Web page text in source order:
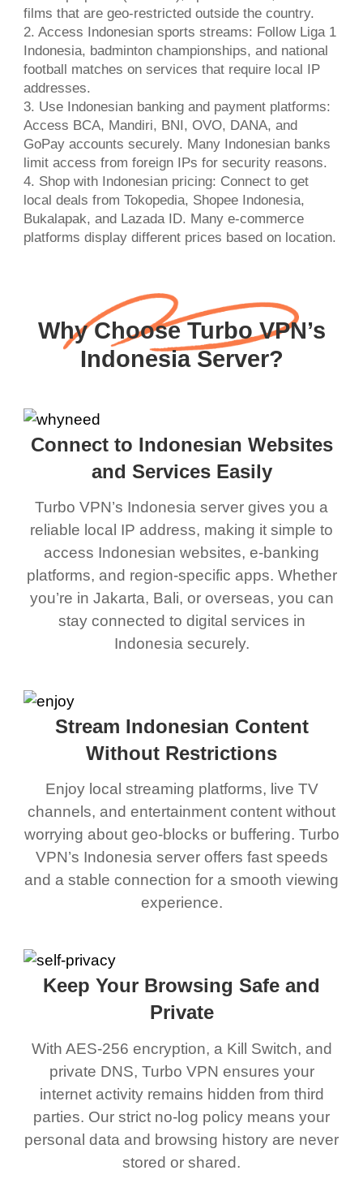
films that are geo-restricted outside the country.
2. Access Indonesian sports streams: Follow Liga 1
Indonesia, badminton championships, and national
football matches on services that require local IP
addresses.
3. Use Indonesian banking and payment platforms:
Access BCA, Mandiri, BNI, OVO, DANA, and
GoPay accounts securely. Many Indonesian banks
limit access from foreign IPs for security reasons.
4. Shop with Indonesian pricing: Connect to get
local deals from Tokopedia, Shopee Indonesia,
Bukalapak, and Lazada ID. Many e-commerce
platforms display different prices based on location.
Why Choose Turbo VPN’s
Indonesia Server?
Connect to Indonesian Websites
and Services Easily
Turbo VPN’s Indonesia server gives you a
reliable local IP address, making it simple to
access Indonesian websites, e-banking
platforms, and region-specific apps. Whether
you’re in Jakarta, Bali, or overseas, you can
stay connected to digital services in
Indonesia securely.
Stream Indonesian Content
Without Restrictions
Enjoy local streaming platforms, live TV
channels, and entertainment content without
worrying about geo-blocks or buffering. Turbo
VPN’s Indonesia server offers fast speeds
and a stable connection for a smooth viewing
experience.
Keep Your Browsing Safe and
Private
With AES-256 encryption, a Kill Switch, and
private DNS, Turbo VPN ensures your
internet activity remains hidden from third
parties. Our strict no-log policy means your
personal data and browsing history are never
stored or shared.